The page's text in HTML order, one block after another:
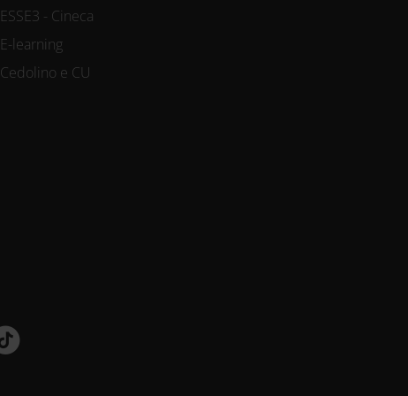
ESSE3 - Cineca
E-learning
Cedolino e CU